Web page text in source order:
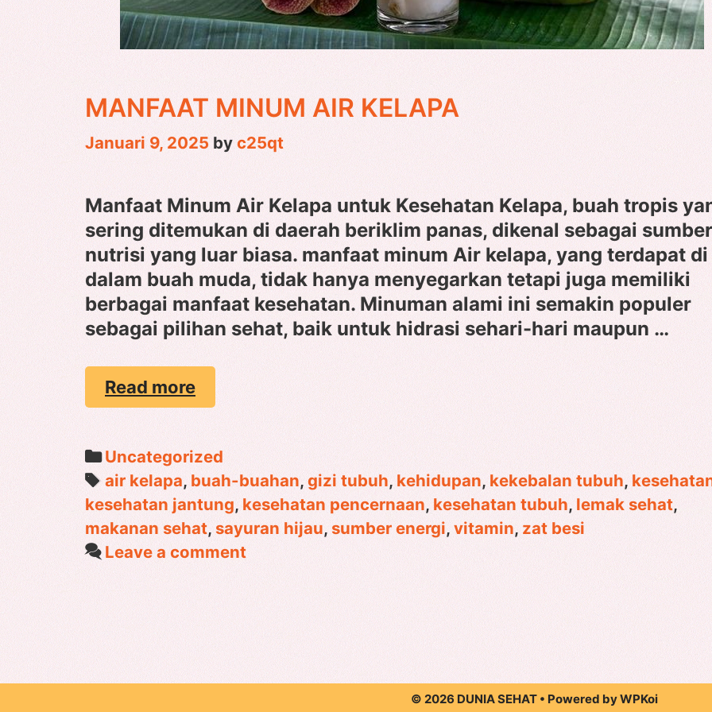
MANFAAT MINUM AIR KELAPA
Januari 9, 2025 by c25qt
Manfaat Minum Air Kelapa untuk Kesehatan Kelapa, buah tropis
sering ditemukan di daerah beriklim panas, dikenal sebagai sumber
nutrisi yang luar biasa. manfaat minum Air kelapa, yang terdapat di
dalam buah muda, tidak hanya menyegarkan tetapi juga memiliki
berbagai manfaat kesehatan. Minuman alami ini semakin populer
sebagai pilihan sehat, baik untuk hidrasi sehari-hari maupun …
Read moreMANFAAT
MINUM
KELAPA
Categories
Uncategorized
Tags
air kelapa, buah-buahan,gizi tubuh, kehidupan, kekebalan tubuh,
kesehatan jantung, kesehatan pencernaan, kesehatan tubuh, lemak sehat,
makanan sehat, sayuran hijau, sumber energi, vitamin, zat besi
Leave a comment
© 2026 DUNIA SEHAT• Powered byWPKoi